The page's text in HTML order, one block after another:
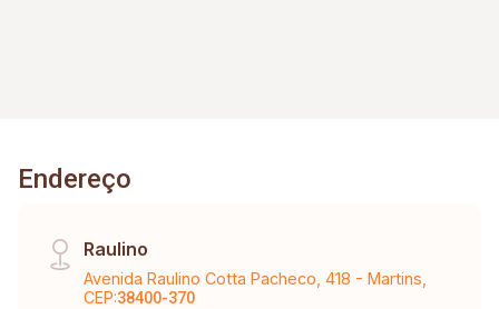
Endereço
Raulino
Avenida Raulino Cotta Pacheco, 418 - Martins,
CEP:38400-370